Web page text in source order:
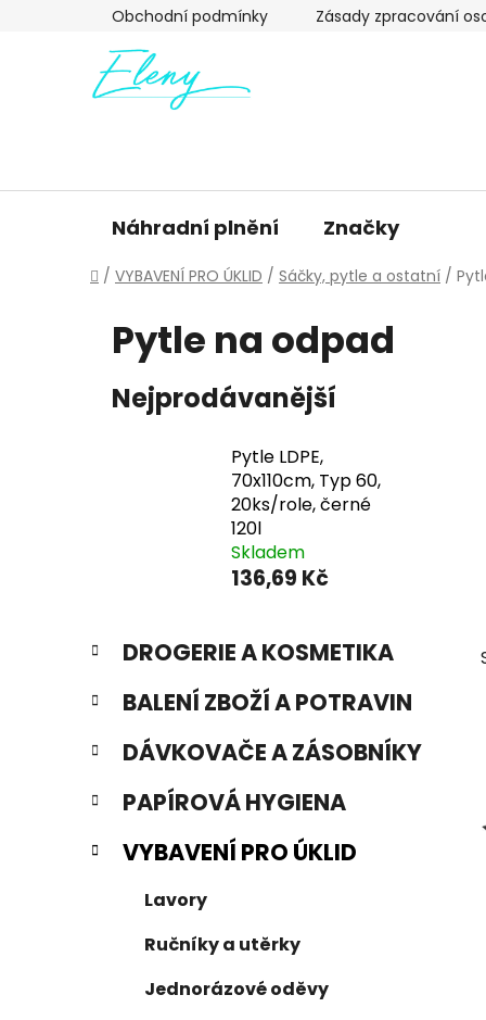
Obchodní podmínky Zásady zpracování
Náhradní plnění Značky
Domů
/ VYBAVENÍ PRO ÚKLID / Sáčky, pytle a ostatní /
Pytle na odpad
Nejprodávanější
Pytle LDPE,
70x110cm, Typ 60,
20ks/role, černé
120l
Skladem
136,69 Kč
P
s
r
n
n
í
Přeskočit
K
a
e
o
i
DROGERIE A KOSMETIKA
BALENÍ ZBOŽÍ A POTRAVIN
DÁVKOVAČE A ZÁSOBNÍKY
PAPÍROVÁ HYGIENA
VYBAVENÍ PRO ÚKLID
Lavory
Ručníky a utěrky
Jednorázové oděvy